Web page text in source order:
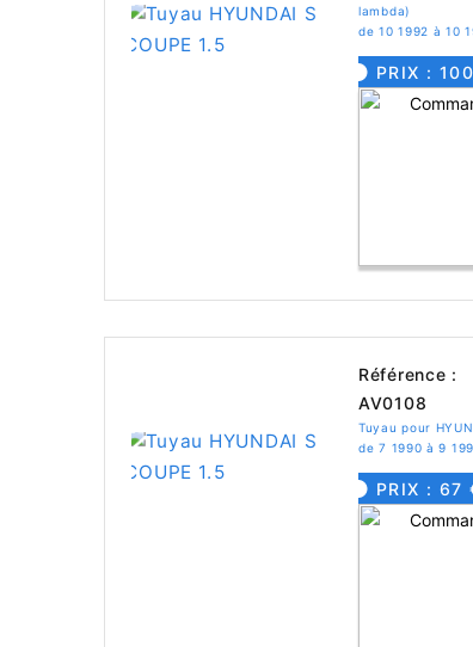
lambda)
de 10 1992 à 10
PRIX :
Référence :
AV0108
Tuyau pour
de 7 1990 à 9
PRIX : 67